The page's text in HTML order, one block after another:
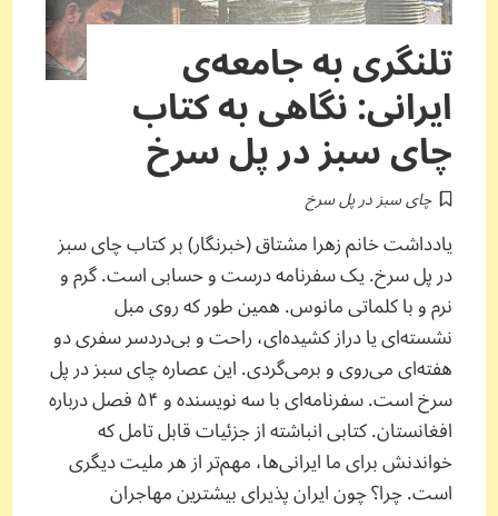
تلنگری به جامعه‌ی
ایرانی: نگاهی به کتاب
چای سبز در پل سرخ
چای سبز در پل سرخ
یادداشت خانم زهرا مشتاق (خبرنگار) بر کتاب چای سبز
در پل سرخ. یک سفرنامه درست و حسابی است. گرم و
نرم و با کلماتی مانوس. همین طور که روی مبل
نشسته‌ای یا دراز کشیده‌ای، راحت و بی‌دردسر سفری دو
هفته‌ای می‌روی و برمی‌گردی. این عصاره چای سبز در پل
سرخ است. سفرنامه‌ای با سه نویسنده و ۵۴ فصل درباره
افغانستان. کتابی انباشته از جزئیات قابل تامل که
خواندنش برای ما ایرانی‌ها، مهم‌تر از هر ملیت دیگری
است. چرا؟ چون ایران پذیرای بیشترین مهاجران